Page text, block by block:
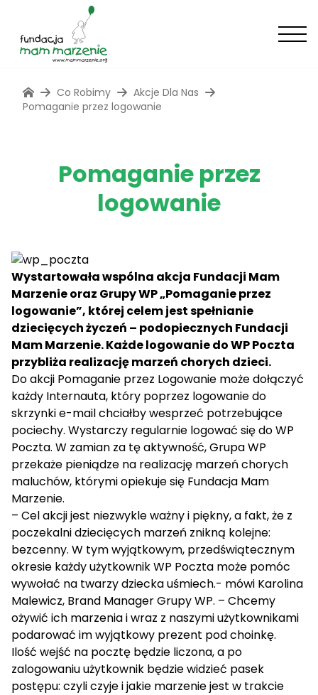
Co Robimy
Akcje Dla Nas
Pomaganie przez logowanie
Pomaganie przez
logowanie
Wystartowała wspólna akcja Fundacji Mam
Marzenie oraz Grupy WP „Pomaganie przez
logowanie”, której celem jest spełnianie
dziecięcych życzeń – podopiecznych Fundacji
Mam Marzenie. Każde logowanie do WP Poczta
przybliża realizację marzeń chorych dzieci.
Do akcji Pomaganie przez Logowanie może dołączyć
każdy Internauta, który poprzez logowanie do
skrzynki e-mail chciałby wesprzeć potrzebujące
pociechy. Wystarczy regularnie logować się do WP
Poczta. W zamian za tę aktywność, Grupa WP
przekaże pieniądze na realizację marzeń chorych
maluchów, którymi opiekuje się Fundacja Mam
Marzenie.
– Cel akcji jest niezwykle ważny i piękny, a fakt, że z
poczekalni dziecięcych marzeń znikną kolejne:
bezcenny. W tym wyjątkowym, przedświątecznym
okresie każdy użytkownik WP Poczta może pomóc
wywołać na twarzy dziecka uśmiech.- mówi Karolina
Malewicz, Brand Manager Grupy WP. – Chcemy
ożywić ich marzenia i wraz z naszymi użytkownikami
podarować im wyjątkowy prezent pod choinkę.
Ilość wejść na pocztę będzie liczona, a po
zalogowaniu użytkownik będzie widzieć pasek
postępu: czyli czyje i jakie marzenie jest w trakcie